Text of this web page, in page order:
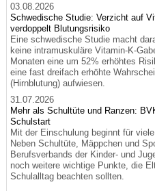
03.08.2026
Schwedische Studie: Verzicht auf
verdoppelt Blutungsrisiko
Eine schwedische Studie macht
keine intramuskuläre Vitamin-K-
Monaten eine um 52% erhöhtes
eine fast dreifach erhöhte
(Hirnblutung) aufwiesen.
31.07.2026
Mehr als Schultüte und Ranzen:
Schulstart
Mit der Einschulung beginnt für
Neben Schultüte, Mäppchen und
Berufsverbands der Kinder- und
noch weitere wichtige Punkte, die
Schulalltag beachten sollten.